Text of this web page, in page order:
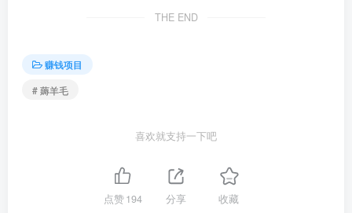
THE END
赚钱项目
# 薅羊毛
喜欢就支持一下吧
点赞194 分享 收藏